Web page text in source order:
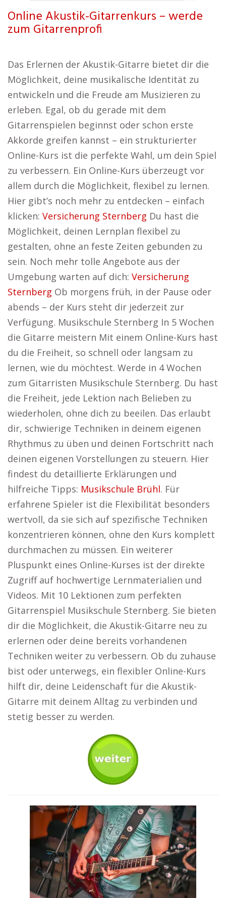
Online Akustik-Gitarrenkurs – werde
zum Gitarrenprofi
Das Erlernen der Akustik-Gitarre bietet dir die
Möglichkeit, deine musikalische Identität zu
entwickeln und die Freude am Musizieren zu
erleben. Egal, ob du gerade mit dem
Gitarrenspielen beginnst oder schon erste
Akkorde greifen kannst – ein strukturierter
Online-Kurs ist die perfekte Wahl, um dein Spiel
zu verbessern. Ein Online-Kurs überzeugt vor
allem durch die Möglichkeit, flexibel zu lernen.
Hier gibt’s noch mehr zu entdecken – einfach
klicken: Versicherung Sternberg Du hast die
Möglichkeit, deinen Lernplan flexibel zu
gestalten, ohne an feste Zeiten gebunden zu
sein. Noch mehr tolle Angebote aus der
Umgebung warten auf dich: Versicherung
Sternberg Ob morgens früh, in der Pause oder
abends – der Kurs steht dir jederzeit zur
Verfügung. Musikschule Sternberg In 5 Wochen
die Gitarre meistern Mit einem Online-Kurs hast
du die Freiheit, so schnell oder langsam zu
lernen, wie du möchtest. Werde in 4 Wochen
zum Gitarristen Musikschule Sternberg. Du hast
die Freiheit, jede Lektion nach Belieben zu
wiederholen, ohne dich zu beeilen. Das erlaubt
dir, schwierige Techniken in deinem eigenen
Rhythmus zu üben und deinen Fortschritt nach
deinen eigenen Vorstellungen zu steuern. Hier
findest du detaillierte Erklärungen und
hilfreiche Tipps: Musikschule Brühl. Für
erfahrene Spieler ist die Flexibilität besonders
wertvoll, da sie sich auf spezifische Techniken
konzentrieren können, ohne den Kurs komplett
durchmachen zu müssen. Ein weiterer
Pluspunkt eines Online-Kurses ist der direkte
Zugriff auf hochwertige Lernmaterialien und
Videos. Mit 10 Lektionen zum perfekten
Gitarrenspiel Musikschule Sternberg. Sie bieten
dir die Möglichkeit, die Akustik-Gitarre neu zu
erlernen oder deine bereits vorhandenen
Techniken weiter zu verbessern. Ob du zuhause
bist oder unterwegs, ein flexibler Online-Kurs
hilft dir, deine Leidenschaft für die Akustik-
Gitarre mit deinem Alltag zu verbinden und
stetig besser zu werden.